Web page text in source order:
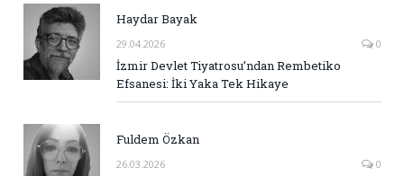
Haydar Bayak
29.04.2026 0
İzmir Devlet Tiyatrosu’ndan Rembetiko
Efsanesi: İki Yaka Tek Hikaye
Fuldem Özkan
26.03.2026 0